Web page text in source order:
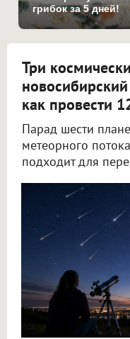
грибок за 5 дней!
Три
новосибирский
как провести
Парад шести
метеорного
подходит для